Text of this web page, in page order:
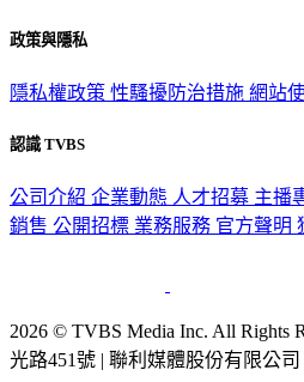
政策與隱私
隱私權政策 性騷擾防治措施 網站
認識 TVBS
公司介紹 企業動態 人才招募 主播
銷售 公開招標 業務服務 官方聲明
2026 © TVBS Media Inc. All Rights
光路451號 | 聯利媒體股份有限公司